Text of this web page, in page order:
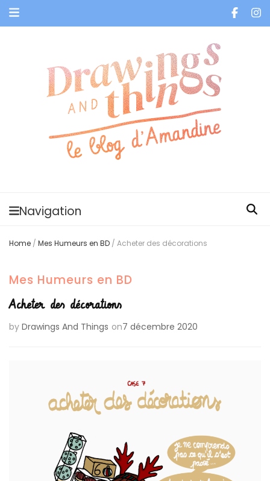
Navigation
Home / Mes Humeurs en BD / Acheter des décorations
Mes Humeurs en BD
Acheter des décorations
by Drawings And Things on7 décembre 2020